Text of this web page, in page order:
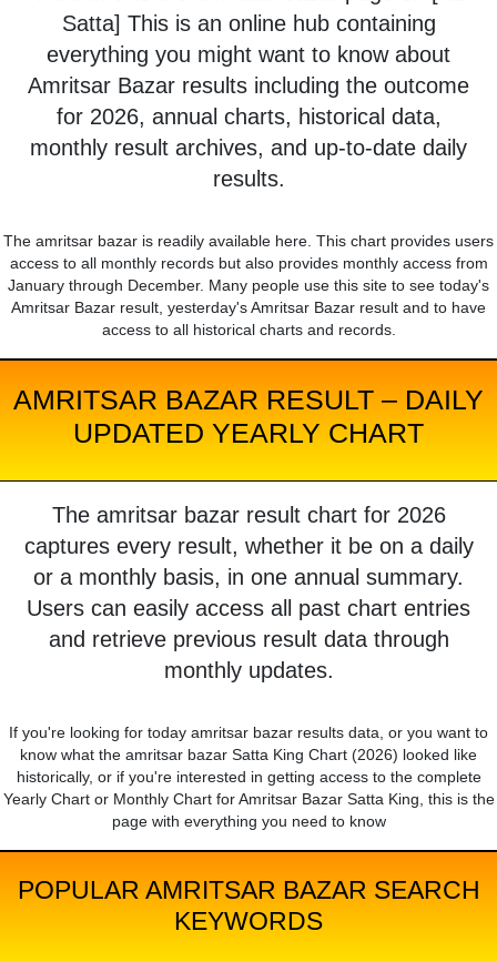
Satta] This is an online hub containing
everything you might want to know about
Amritsar Bazar results including the outcome
for 2026, annual charts, historical data,
monthly result archives, and up-to-date daily
results.
The amritsar bazar is readily available here. This chart provides users
access to all monthly records but also provides monthly access from
January through December. Many people use this site to see today's
Amritsar Bazar result, yesterday's Amritsar Bazar result and to have
access to all historical charts and records.
AMRITSAR BAZAR RESULT – DAILY
UPDATED YEARLY CHART
The amritsar bazar result chart for 2026
captures every result, whether it be on a daily
or a monthly basis, in one annual summary.
Users can easily access all past chart entries
and retrieve previous result data through
monthly updates.
If you're looking for today amritsar bazar results data, or you want to
know what the amritsar bazar Satta King Chart (2026) looked like
historically, or if you're interested in getting access to the complete
Yearly Chart or Monthly Chart for Amritsar Bazar Satta King, this is the
page with everything you need to know
POPULAR AMRITSAR BAZAR SEARCH
KEYWORDS